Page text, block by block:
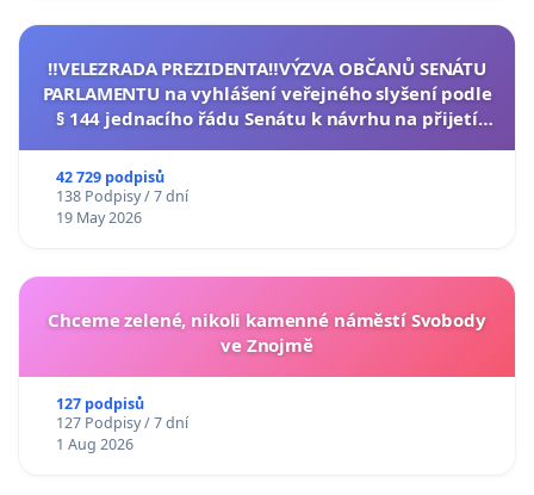
‼️VELEZRADA PREZIDENTA‼️VÝZVA OBČANŮ SENÁTU
PARLAMENTU na vyhlášení veřejného slyšení podle
§ 144 jednacího řádu Senátu k návrhu na přijetí
42 729 podpisů
138 Podpisy / 7 dní
19 May 2026
Chceme zelené, nikoli kamenné náměstí Svobody
ve Znojmě
127 podpisů
127 Podpisy / 7 dní
1 Aug 2026